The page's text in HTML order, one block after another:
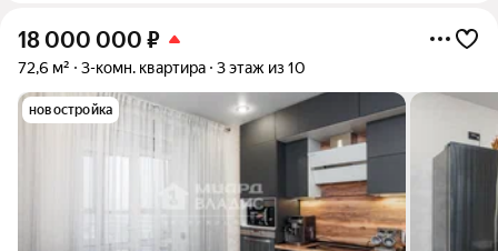
18 000 000 ₽
72,6 м² 3-комн. квартира 3 этаж из 10
новостройка